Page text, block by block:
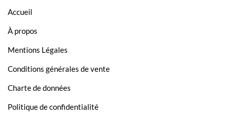
Accueil
À propos
Mentions Légales
Conditions générales de vente
Charte de données
Politique de confidentialité